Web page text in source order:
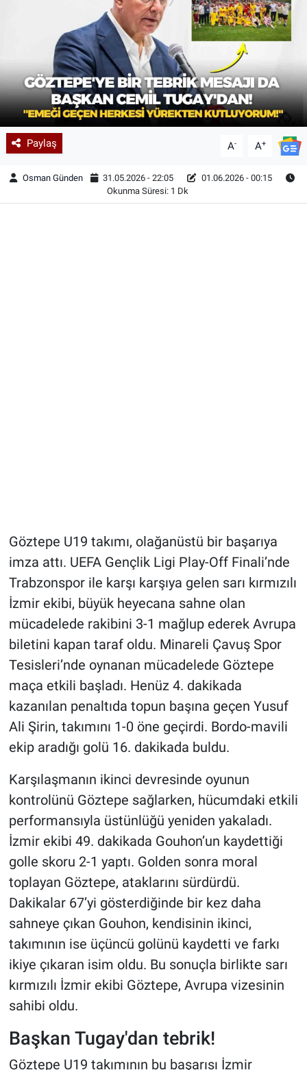
Paylaş A- A+
Osman Günden 31.05.2026 - 22:05
01.06.2026 - 00:15
Okunma Süresi: 1 Dk
Göztepe U19 takımı, olağanüstü bir başarıya
imza attı. UEFA Gençlik Ligi Play-Off Finali’nde
Trabzonspor ile karşı karşıya gelen sarı kırmızılı
İzmir ekibi, büyük heyecana sahne olan
mücadelede rakibini 3-1 mağlup ederek Avrupa
biletini kapan taraf oldu. Minareli Çavuş Spor
Tesisleri’nde oynanan mücadelede Göztepe
maça etkili başladı. Henüz 4. dakikada
kazanılan penaltıda topun başına geçen Yusuf
Ali Şirin, takımını 1-0 öne geçirdi. Bordo-mavili
ekip aradığı golü 16. dakikada buldu.
Karşılaşmanın ikinci devresinde oyunun
kontrolünü Göztepe sağlarken, hücumdaki etkili
performansıyla üstünlüğü yeniden yakaladı.
İzmir ekibi 49. dakikada Gouhon’un kaydettiği
golle skoru 2-1 yaptı. Golden sonra moral
toplayan Göztepe, ataklarını sürdürdü.
Dakikalar 67’yi gösterdiğinde bir kez daha
sahneye çıkan Gouhon, kendisinin ikinci,
takımının ise üçüncü golünü kaydetti ve farkı
ikiye çıkaran isim oldu. Bu sonuçla birlikte sarı
kırmızılı İzmir ekibi Göztepe, Avrupa vizesinin
sahibi oldu.
Başkan Tugay'dan tebrik!
Göztepe U19 takımının bu başarısı İzmir